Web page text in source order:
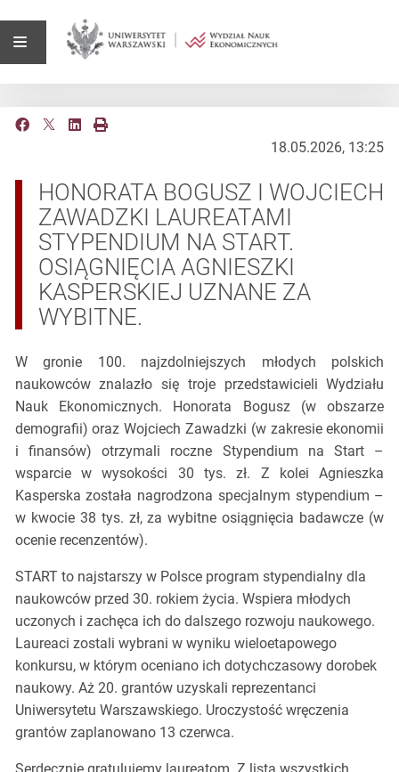
18.05.2026, 13:25
HONORATA BOGUSZ I WOJCIECH
ZAWADZKI LAUREATAMI
STYPENDIUM NA START.
OSIĄGNIĘCIA AGNIESZKI
KASPERSKIEJ UZNANE ZA
WYBITNE.
W gronie 100. najzdolniejszych młodych polskich
naukowców znalazło się troje przedstawicieli Wydziału
Nauk Ekonomicznych. Honorata Bogusz (w obszarze
demografii) oraz Wojciech Zawadzki (w zakresie ekonomii
i finansów) otrzymali roczne Stypendium na Start –
wsparcie w wysokości 30 tys. zł. Z kolei Agnieszka
Kasperska została nagrodzona specjalnym stypendium –
w kwocie 38 tys. zł, za wybitne osiągnięcia badawcze (w
ocenie recenzentów).
START to najstarszy w Polsce program stypendialny dla
naukowców przed 30. rokiem życia. Wspiera młodych
uczonych i zachęca ich do dalszego rozwoju naukowego.
Laureaci zostali wybrani w wyniku wieloetapowego
konkursu, w którym oceniano ich dotychczasowy dorobek
naukowy. Aż 20. grantów uzyskali reprezentanci
Uniwersytetu Warszawskiego. Uroczystość wręczenia
grantów zaplanowano 13 czerwca.